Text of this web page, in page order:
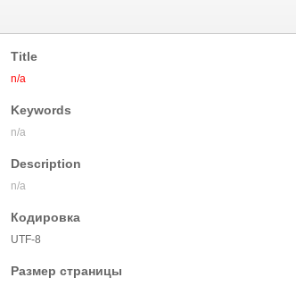
Title
n/a
Keywords
n/a
Description
n/a
Кодировка
UTF-8
Размер страницы